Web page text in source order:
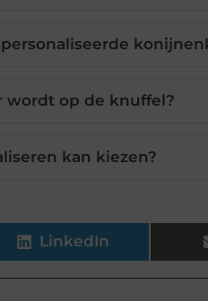
wordt op de knuffel?
kan kiezen?
LinkedIn